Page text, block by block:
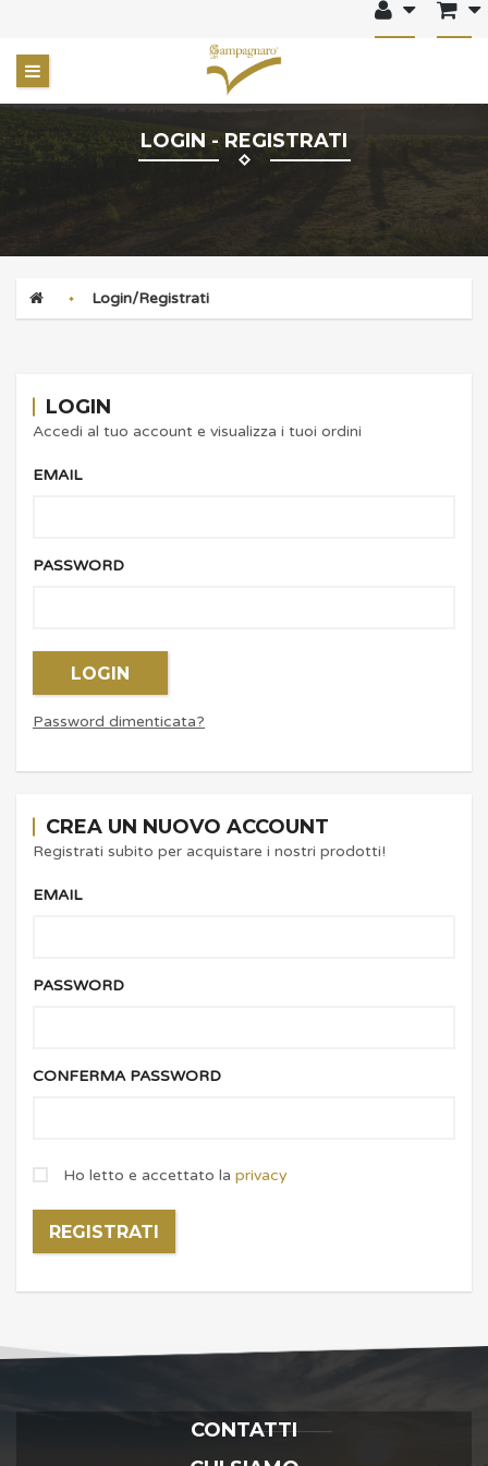
LOGIN - REGISTRATI
Login/Registrati
LOGIN
Accedi al tuo account e visualizza i tuoi ordini
EMAIL
PASSWORD
LOGIN
Password dimenticata?
CREA UN NUOVO ACCOUNT
Registrati subito per acquistare i nostri prodotti!
EMAIL
PASSWORD
CONFERMA PASSWORD
Ho letto e accettato la privacy
REGISTRATI
CONTATTI